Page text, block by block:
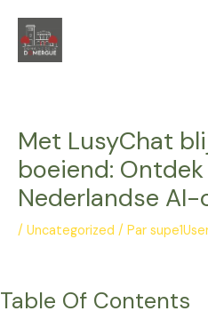
contenu
Met LusyChat
boeiend:
Nederlandse
/ Uncategorized / Par
Table Of Contents